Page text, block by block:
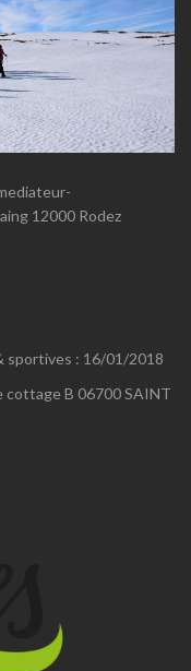
12000 Rodez
sportives : 16/01/2018
cottage B 06700 SAINT